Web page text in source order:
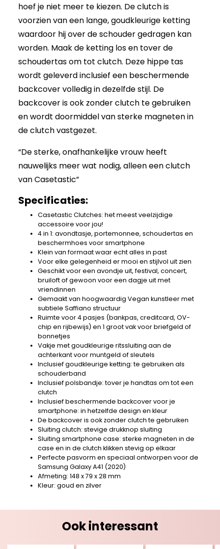
hoef je niet meer te kiezen. De clutch is
voorzien van een lange, goudkleurige ketting
waardoor hij over de schouder gedragen kan
worden. Maak de ketting los en tover de
schoudertas om tot clutch. Deze hippe tas
wordt geleverd inclusief een beschermende
backcover volledig in dezelfde stijl. De
backcover is ook zonder clutch te gebruiken
en wordt doormiddel van sterke magneten in
de clutch vastgezet.
“De sterke, onafhankelijke vrouw heeft
nauwelijks meer wat nodig, alleen een clutch
van Casetastic”
Specificaties:
Casetastic Clutches: het meest veelzijdige
accessoire voor jou!
4 in 1: avondtasje, portemonnee, schoudertas en
beschermhoes voor smartphone
Klein van formaat waar echt alles in past
Voor elke gelegenheid er mooi en stijlvol uit zien
Geschikt voor een avondje uit, festival, concert,
bruiloft of gewoon voor een dagje uit met
vriendinnen
Gemaakt van hoogwaardig Vegan kunstleer met
subtiele Saffiano structuur
Ruimte voor 4 pasjes (bankpas, creditcard, OV-
chip en rijbewijs) en 1 groot vak voor briefgeld of
bonnetjes
Vakje met goudkleurige ritssluiting aan de
achterkant voor muntgeld of sleutels
Inclusief goudkleurige ketting: te gebruiken als
schouderband
Inclusief polsbandje: tover je handtas om tot een
clutch
Inclusief beschermende backcover voor je
smartphone: in hetzelfde design en kleur
De backcover is ook zonder clutch te gebruiken
Sluiting clutch: stevige drukknop sluiting
Sluiting smartphone case: sterke magneten in de
case en in de clutch klikken stevig op elkaar
Perfecte pasvorm en speciaal ontworpen voor de
Samsung Galaxy A41 (2020)
Afmeting: 148 x 79 x 28 mm
Kleur: goud en zilver
Ook interessant